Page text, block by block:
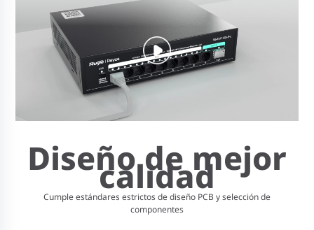
Diseño de mejor
calidad
Cumple estándares estrictos de diseño PCB y selección de
componentes